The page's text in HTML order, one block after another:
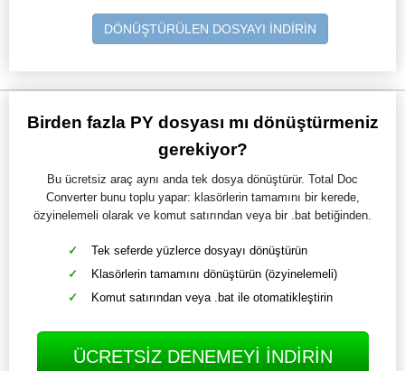
DÖNÜŞTÜRÜLEN DOSYAYI İNDİRİN
Birden fazla PY dosyası mı dönüştürmeniz
gerekiyor?
Bu ücretsiz araç aynı anda tek dosya dönüştürür. Total Doc
Converter bunu toplu yapar: klasörlerin tamamını bir kerede,
özyinelemeli olarak ve komut satırından veya bir .bat betiğinden.
Tek seferde yüzlerce dosyayı dönüştürün
Klasörlerin tamamını dönüştürün (özyinelemeli)
Komut satırından veya .bat ile otomatikleştirin
ÜCRETSIZ DENEMEYI INDIRIN